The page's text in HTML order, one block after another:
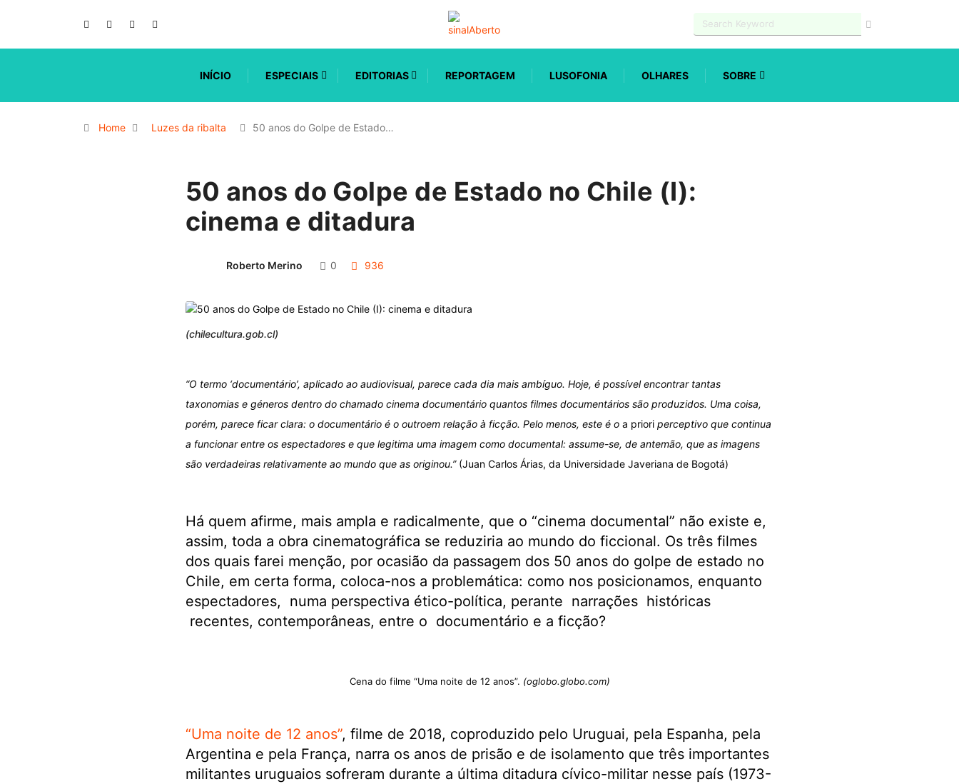
INÍCIO ESPECIAIS EDITORIAS REPORTAGEM LUSOFONIA OLHARES SOBRE
Home Luzes da ribalta 50 anos do Golpe de Estado…
50 anos do Golpe de Estado no Chile (I):
cinema e ditadura
Roberto Merino 0 936
(chilecultura.gob.cl)
“O termo ‘documentário’, aplicado ao audiovisual, parece cada dia mais ambíguo. Hoje, é possível encontrar tantas
taxonomias e géneros dentro do chamado cinema documentário quantos filmes documentários são produzidos. Uma coisa,
porém, parece ficar clara: o documentário é o outroem relação à ficção. Pelo menos, este é o a prioriperceptivo que continua
a funcionar entre os espectadores e que legitima uma imagem como documental: assume-se, de antemão, que as imagens
são verdadeiras relativamente ao mundo que as originou.” (Juan Carlos Árias, da Universidade Javeriana de Bogotá)
Há quem afirme, mais ampla e radicalmente, que o “cinema documental” não existe e,
assim, toda a obra cinematográfica se reduziria ao mundo do ficcional. Os três filmes
dos quais farei menção, por ocasião da passagem dos 50 anos do golpe de estado no
Chile, em certa forma, coloca-nos a problemática: como nos posicionamos, enquanto
espectadores, numa perspectiva ético-política, perante narrações históricas
recentes, contemporâneas, entre o documentário e a ficção?
Cena do filme “Uma noite de 12 anos”. (oglobo.globo.com)
“Uma noite de 12 anos”, filme de 2018, coproduzido pelo Uruguai, pela Espanha, pela
Argentina e pela França, narra os anos de prisão e de isolamento que três importantes
militantes uruguaios sofreram durante a última ditadura cívico-militar nesse país (1973-